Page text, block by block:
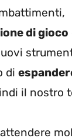
di gioco
di
il nostro